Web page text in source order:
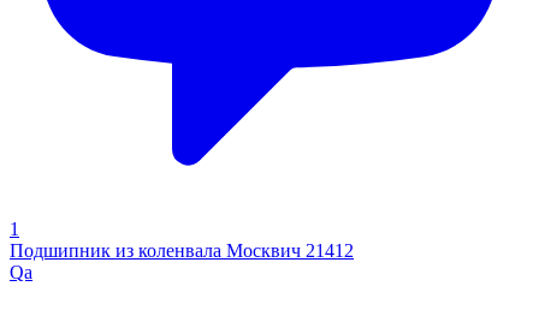
1
Подшипник из коленвала Москвич 21412
Qa